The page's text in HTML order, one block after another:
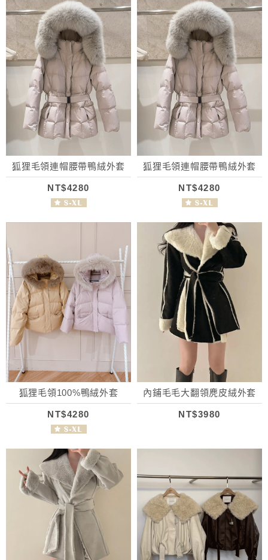
狐狸毛領連帽腰帶鴨絨外套
NT$4280
狐狸毛領連帽腰帶鴨絨外套
NT$4280
狐狸毛領100%鴨絨外套
NT$4280
內鋪毛毛大翻領麂皮絨外套
NT$3980